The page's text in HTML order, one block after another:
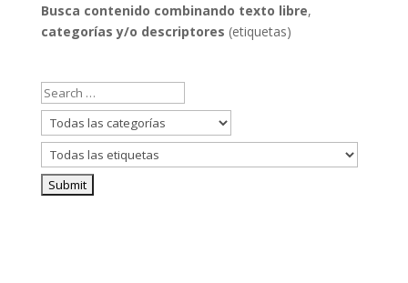
Busca contenido combinando texto libre,
categorías y/o descriptores (etiquetas)